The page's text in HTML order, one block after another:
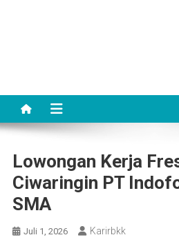
Lowongan Kerja
Ciwaringin PT
SMA
Juli 1, 2026 Karirbkk